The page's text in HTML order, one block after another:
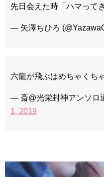
先日会えた時「ハマって
— 矢澤ちひろ
六龍が飛ぶはめちゃくち
— 斎@光栄封神アンソロ
1, 2019